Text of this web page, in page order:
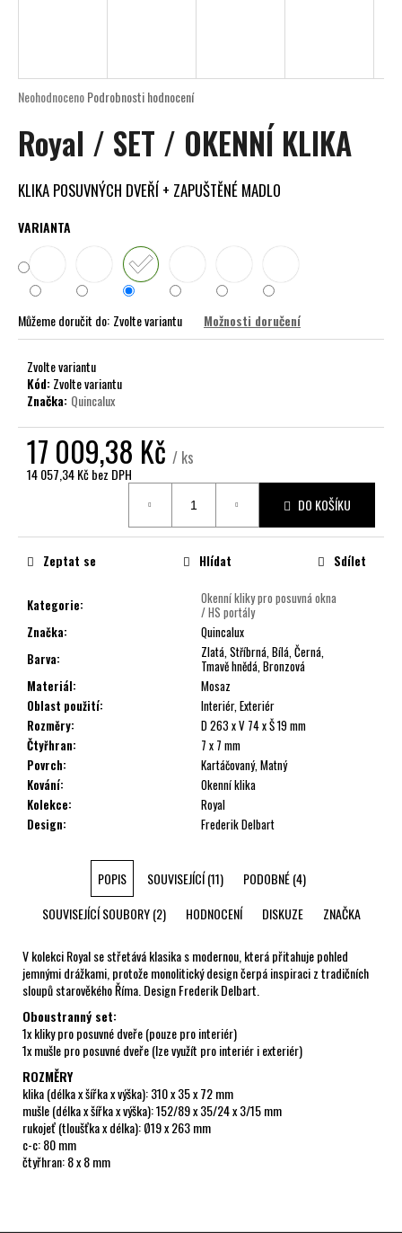
Průměrné
produktu
je
z
5
NeohodnocenoPodrobnosti hodnocení
Royal / SET / OKENNÍ KLIKA
KLIKA POSUVNÝCH DVEŘÍ + ZAPUŠTĚNÉ MADLO
VARIANTA
Můžeme doručit do: Zvolte variantu Možnosti doručení
Zvolte variantu
Kód:Zvolte variantu
Značka: Quincalux
17 009,38 Kč / ks
14 057,34 Kč bez DPH
DO KOŠÍKU
Kategorie:
Okenní kliky pro posuvná okna
/ HS portály
Značka:
Quincalux
Barva:
Zlatá, Stříbrná, Bílá, Černá,
Tmavě hnědá, Bronzová
Materiál:
Mosaz
Oblast použití:
Interiér, Exteriér
Rozměry:
D 263 x V 74 x Š 19 mm
Čtyřhran:
7 x 7 mm
Povrch:
Kartáčovaný, Matný
Kování:
Okenní klika
Kolekce:
Royal
Design: Frederik Delbart
Zeptat se Hlídat Sdílet
POPIS SOUVISEJÍCÍ (11)
PODOBNÉ (4)
SOUVISEJÍCÍ SOUBORY (2)
HODNOCENÍ DISKUZE ZNAČKA
V kolekci Royal se střetává klasika s modernou, která přitahuje pohled
jemnými drážkami, protože monolitický design čerpá inspiraci z tradičních
sloupů starověkého Říma. Design Frederik Delbart.
Oboustranný set:
1x kliky pro posuvné dveře (pouze pro interiér)
1x mušle pro posuvné dveře (lze využít pro interiér i exteriér)
ROZMĚRY
klika (délka x šířka x výška): 310 x 35 x 72 mm
mušle (délka x šířka x výška): 152/89 x 35/24 x 3/15 mm
rukojeť (tloušťka x délka): Ø19 x 263 mm
c-c: 80 mm
čtyřhran: 8 x 8 mm
í
t
p
o
u
m